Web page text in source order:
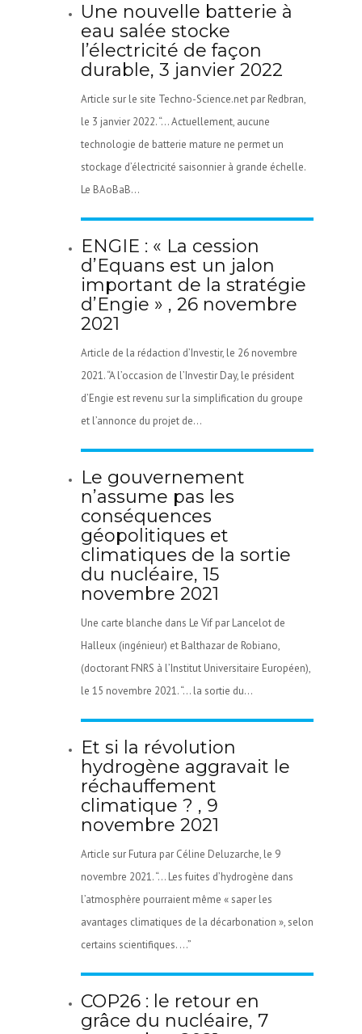
Une nouvelle batterie à
eau salée stocke
l’électricité de façon
durable, 3 janvier 2022
Article sur le site Techno-Science.net par Redbran,
le 3 janvier 2022. “… Actuellement, aucune
technologie de batterie mature ne permet un
stockage d’électricité saisonnier à grande échelle.
Le BAoBaB...
ENGIE : « La cession
d’Equans est un jalon
important de la stratégie
d’Engie » , 26 novembre
2021
Article de la rédaction d’Investir, le 26 novembre
2021. “A l’occasion de l’Investir Day, le président
d’Engie est revenu sur la simplification du groupe
et l’annonce du projet de...
Le gouvernement
n’assume pas les
conséquences
géopolitiques et
climatiques de la sortie
du nucléaire, 15
novembre 2021
Une carte blanche dans Le Vif par Lancelot de
Halleux (ingénieur) et Balthazar de Robiano,
(doctorant FNRS à l’Institut Universitaire Européen),
le 15 novembre 2021. “… la sortie du...
Et si la révolution
hydrogène aggravait le
réchauffement
climatique ? , 9
novembre 2021
Article sur Futura par Céline Deluzarche, le 9
novembre 2021. “… Les fuites d’hydrogène dans
l’atmosphère pourraient même « saper les
avantages climatiques de la décarbonation », selon
certains scientifiques. …”
COP26 : le retour en
grâce du nucléaire, 7